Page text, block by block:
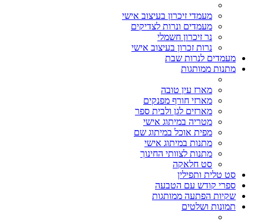
מעמדי זיכרון בעיצוב אישי
מעמדים ונרות לצדיקים
נר זיכרון חשמלי
נרות זכרון בעיצוב אישי
מעמדים לנרות שבת
מתנות ממותגות
מארז עין טובה
מארזי חורף מפנקים
מארזים לגן ולבית ספר
מטריה במיתוג אישי
מפית אוכל במיתוג שם
מתנות במיתוג אישי
מתנות לצוותי החינוך
סט חלאקה
סט טלית ותפילין
ספרי קודש עם הטבעה
שקיות הפתעה ממותגות
תמונות ושלטים